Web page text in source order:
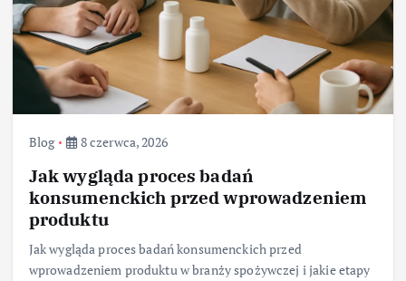
Blog 8 czerwca, 2026
Jak wygląda proces badań
konsumenckich przed wprowadzeniem
produktu
Jak wygląda proces badań konsumenckich przed
wprowadzeniem produktu w branży spożywczej i jakie etapy